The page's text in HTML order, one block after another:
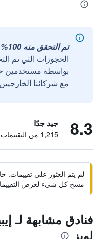
تم التحقق منه 100%
الحجوزات التي تم
مع شركائنا
8.3 جيد جدًا
1,215 من التقييمات تم التحقق منها
لم يتم العثور على تقييمات.
مسح كل شيء لعرض
فنادق مشابهة لـ
لويز